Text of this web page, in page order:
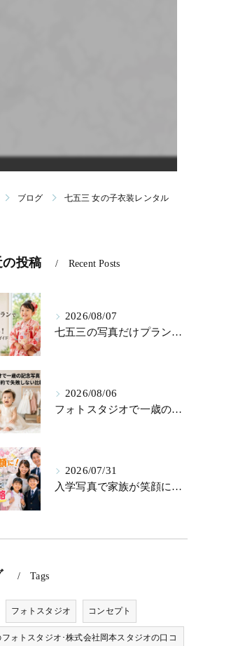
ブログ 七五三 女の子衣装レンタル
の投稿 Recent Posts
2026/08/07
七五三の写真だけプランで相場と流れが一目でわかる！後悔しない選び方ガイド
2026/08/06
フォトスタジオで一歳の記念写真！料金や衣装・予約で失敗しない比較術
2026/07/31
入学写真で家族が笑顔に！撮り方のポイントと時期を攻略
Tags
フォトスタジオ コンセプト
フォトスタジオ･株式会社岡本スタジオの口コ